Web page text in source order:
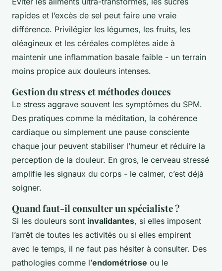
rapides et l’excès de sel peut faire une vraie
différence. Privilégier les légumes, les fruits, les
oléagineux et les céréales complètes aide à
maintenir une inflammation basale faible - un terrain
moins propice aux douleurs intenses.
Gestion du stress et méthodes douces
Le stress aggrave souvent les symptômes du SPM.
Des pratiques comme la méditation, la cohérence
cardiaque ou simplement une pause consciente
chaque jour peuvent stabiliser l’humeur et réduire la
perception de la douleur. En gros, le cerveau stressé
amplifie les signaux du corps - le calmer, c’est déjà
soigner.
Quand faut-il consulter un spécialiste ?
Si les douleurs sont invalidantes, si elles imposent
l’arrêt de toutes les activités ou si elles empirent
avec le temps, il ne faut pas hésiter à consulter. Des
pathologies comme l’endométriose ou le